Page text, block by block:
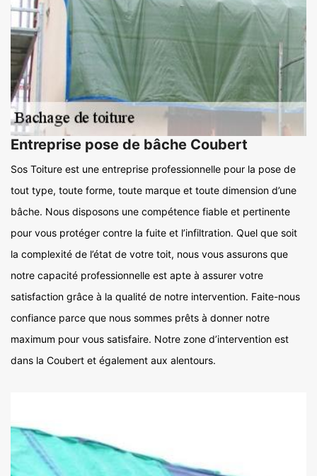
Entreprise pose de bâche Coubert
Sos Toiture est une entreprise professionnelle pour la pose de
tout type, toute forme, toute marque et toute dimension d’une
bâche. Nous disposons une compétence fiable et pertinente
pour vous protéger contre la fuite et l’infiltration. Quel que soit
la complexité de l’état de votre toit, nous vous assurons que
notre capacité professionnelle est apte à assurer votre
satisfaction grâce à la qualité de notre intervention. Faite-nous
confiance parce que nous sommes prêts à donner notre
maximum pour vous satisfaire. Notre zone d’intervention est
dans la Coubert et également aux alentours.